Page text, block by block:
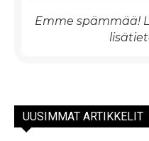
Emme spämmää!
UUSIMMAT ARTIKKELIT